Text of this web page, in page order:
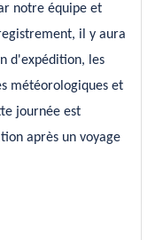
notre équipe et
il y aura
d'expédition, les
météorologiques et
journée est
après un voyage